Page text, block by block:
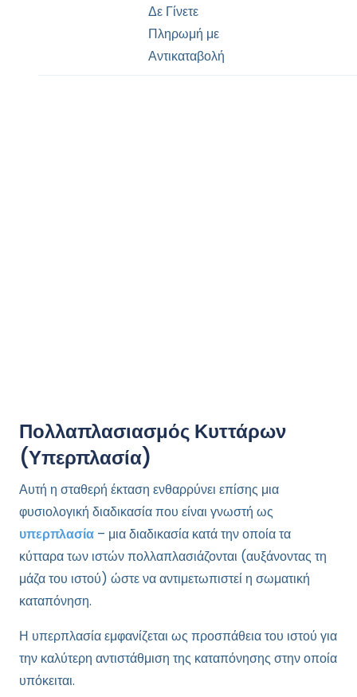
Δε Γίνετε
Πληρωμή με
Αντικαταβολή
Πολλαπλασιασμός Κυττάρων
(Υπερπλασία)
Αυτή η σταθερή έκταση ενθαρρύνει επίσης μια
φυσιολογική διαδικασία που είναι γνωστή ως
υπερπλασία – μια διαδικασία κατά την οποία τα
κύτταρα των ιστών πολλαπλασιάζονται (αυξάνοντας τη
μάζα του ιστού) ώστε να αντιμετωπιστεί η σωματική
καταπόνηση.
Η υπερπλασία εμφανίζεται ως προσπάθεια του ιστού για
την καλύτερη αντιστάθμιση της καταπόνησης στην οποία
υπόκειται.